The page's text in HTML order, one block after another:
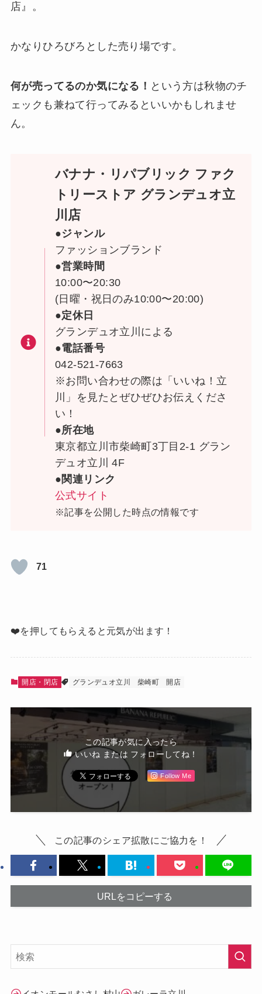
店』。
かなりひろびろとした売り場です。
何が売ってるのか気になる！ という方は秋物のチ
ェックも兼ねて行ってみるといいかもしれませ
ん。
バナナ・リパブリック ファク
トリーストア グランデュオ立
川店
●ジャンル
ファッションブランド
●営業時間
10:00〜20:30
(日曜・祝日のみ10:00〜20:00)
●定休日
グランデュオ立川による
●電話番号
042-521-7663
※お問い合わせの際は「いいね！立
川」を見たとぜひぜひお伝えくださ
い！
●所在地
東京都立川市柴崎町3丁目2-1 グラン
デュオ立川 4F
●関連リンク
公式サイト
※記事を公開した時点の情報です
71
❤️を押してもらえると元気が出ます！
開店・閉店 グランデュオ立川 柴崎町 開店
この記事が気に入ったら
いいね または フォローしてね！
Follow Me
この記事のシェア拡散にご協力を！
URLをコピーする